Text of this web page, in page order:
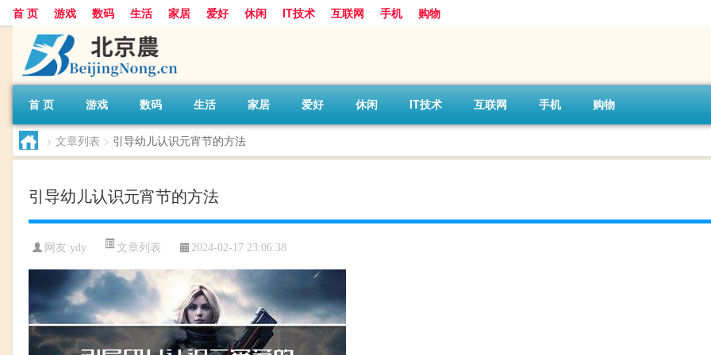
首 页 游戏 数码 生活 家居 爱好 休闲 IT技术 互联网 手机 购物
首 页 游戏 数码 生活 家居 爱好 休闲 IT技术 互联网 手机 购物
> 文章列表 > 引导幼儿认识元宵节的方法
引导幼儿认识元宵节的方法
网友:ydy 文章列表 2024-02-17 23:06:38